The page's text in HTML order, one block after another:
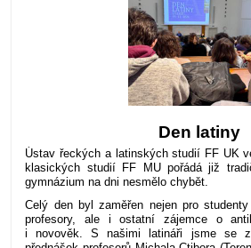
Den latiny
Ústav řeckých a latinských studií FF UK
klasických studií FF MU pořádá již
gymnázium na dni nesmělo chybět.
Celý den byl zaměřen nejen pro
profesory, ale i ostatní zájemce o
i novověk. S našimi latináři jsme se